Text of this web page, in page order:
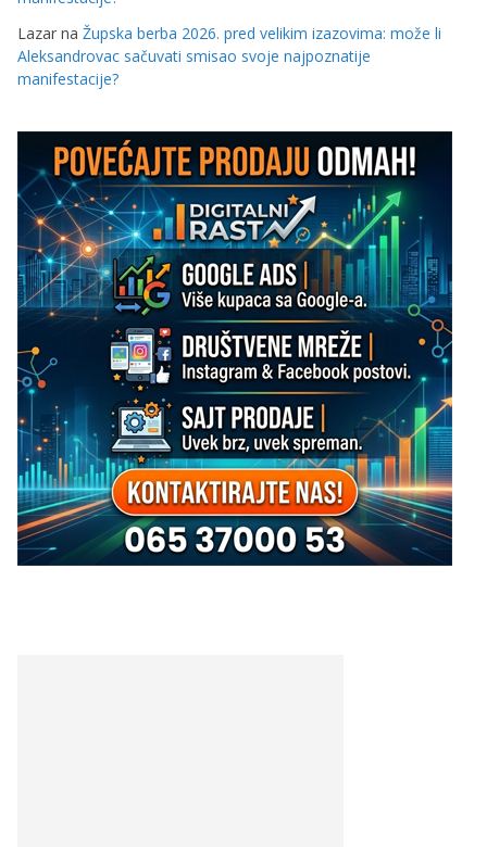
Lazar na Župska berba 2026. pred velikim izazovima: može li
Aleksandrovac sačuvati smisao svoje najpoznatije
manifestacije?